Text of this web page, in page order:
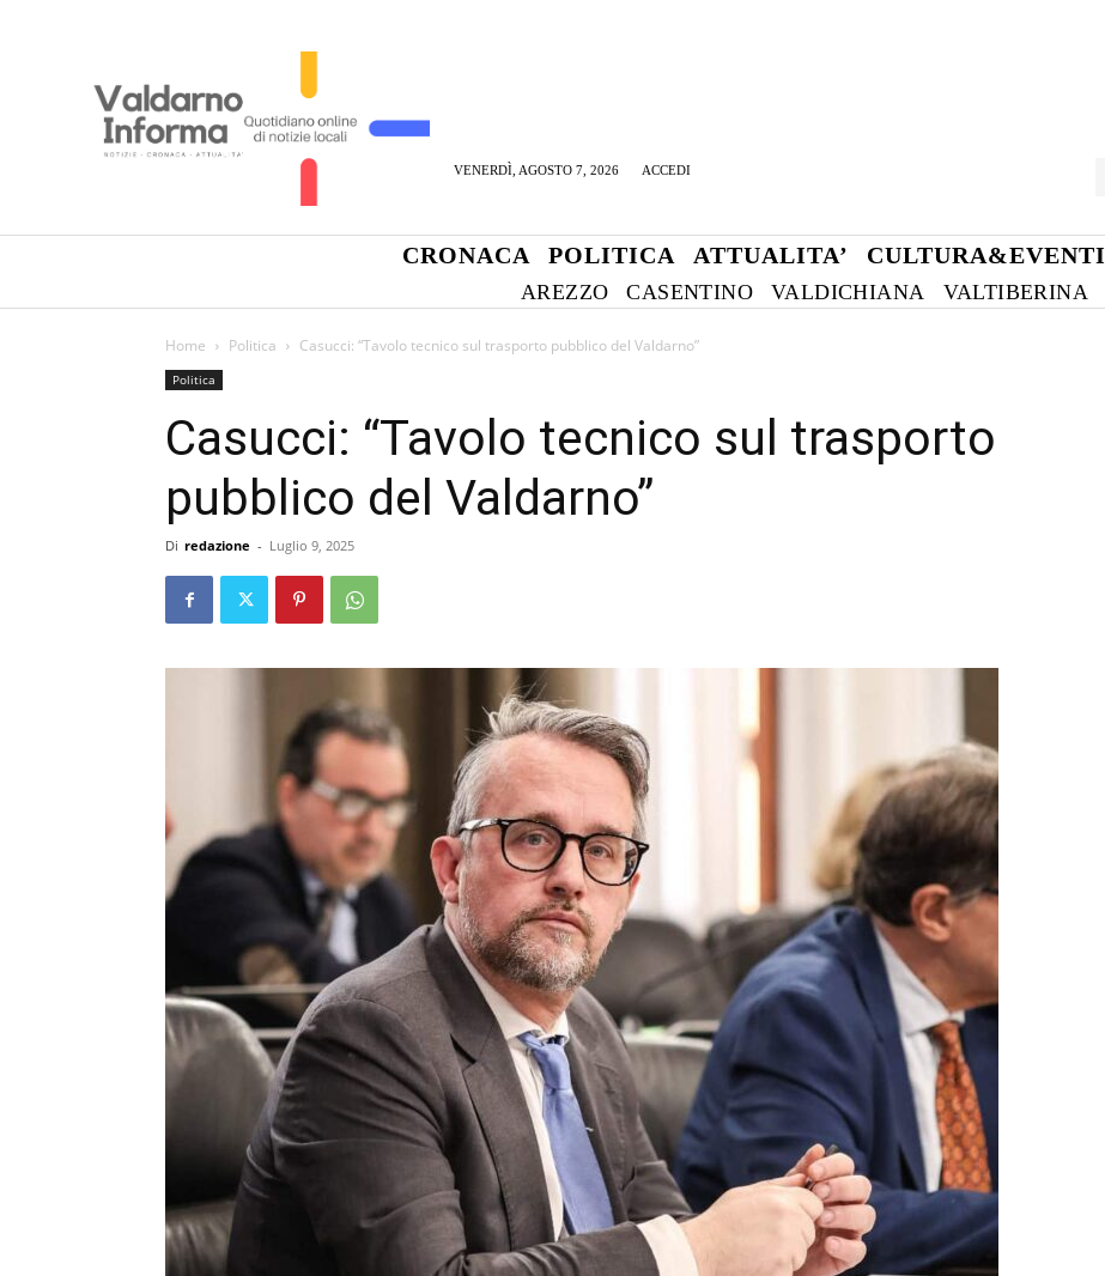
VENERDÌ, AGOSTO 7, 2026 ACCEDI
CRONACA POLITICA ATTUALITA’ CULTURA&EVENTI
AREZZO CASENTINO VALDICHIANA VALTIBERINA
Home Politica Casucci: “Tavolo tecnico sul trasporto pubblico del Valdarno”
Politica
Casucci: “Tavolo tecnico sul trasporto
pubblico del Valdarno”
Di redazione - Luglio 9, 2025